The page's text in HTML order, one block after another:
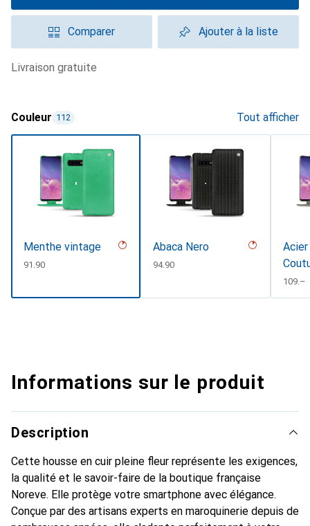
Comparer Ajouter à la liste
livraison gratuite
Couleur 112 Tout afficher
Menthe vintage
CHF
91.90
Abaca Nero
CHF
94.90
CHF
109.–
Informations sur le produit
Description
Cette housse en cuir pleine fleur représente les exigences,
la qualité et le savoir-faire de la boutique française
Noreve. Elle protège votre smartphone avec élégance.
Conçue par des artisans experts en maroquinerie depuis de